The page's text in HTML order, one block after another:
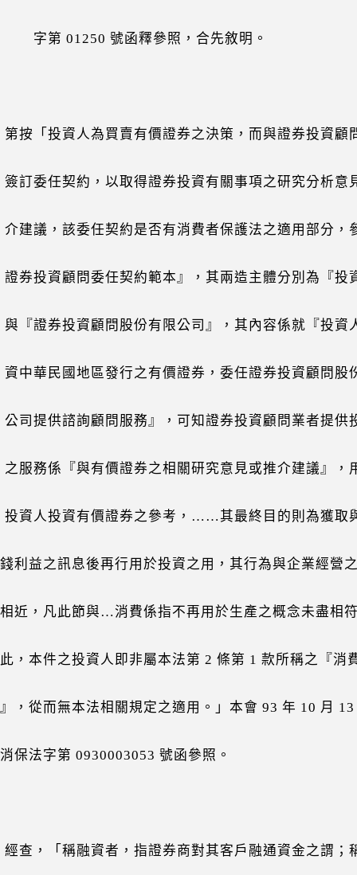
01250 號函釋參照，合先敘明。
按「投資人為買賣有價證券之決策，而與證券投資顧
任契約，以取得證券投資有關事項之研究分析意
，該委任契約是否有消費者保護法之適用部分，
資顧問委任契約範本』，其兩造主體分別為『投資
券投資顧問股份有限公司』，其內容係就『投資
民國地區發行之有價證券，委任證券投資顧問股
供諮詢顧問服務』，可知證券投資顧問業者提供
係『與有價證券之相關研究意見或推介建議』，
投資有價證券之參考，……其最終目的則為獲取
益之訊息後再行用於投資之用，其行為與企業經營
，凡此節與…消費係指不再用於生產之概念未盡相符
本件之投資人即非屬本法第 2 條第 1 款所稱之『消
從而無本法相關規定之適用。」本會 93 年 10 月 13
法字第 0930003053 號函參照。
查，「稱融資者，指證券商對其客戶融通資金之謂；